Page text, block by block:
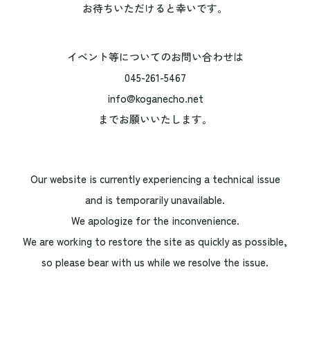
お待ちいただけると幸いです。
イベント等についてのお問い合わせは
045-261-5467
info@koganecho.net
までお願いいたします。
Our website is currently experiencing a technical issue
and is temporarily unavailable.
We apologize for the inconvenience.
We are working to restore the site as quickly as possible,
so please bear with us while we resolve the issue.